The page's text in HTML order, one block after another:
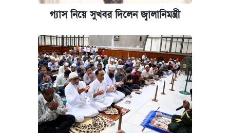
গ্যাস নিয়ে সুখবর দিলেন জ্বালানিমন্ত্রী